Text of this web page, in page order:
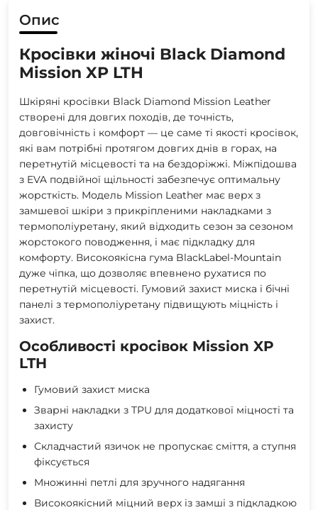
Опис
Кросівки жіночі Black Diamond
Mission XP LTH
Шкіряні кросівки Black Diamond Mission Leather
створені для довгих походів, де точність,
довговічність і комфорт — це саме ті якості кросівок,
які вам потрібні протягом довгих днів в горах, на
перетнутій місцевості та на бездоріжжі. Міжпідошва
з EVA подвійної щільності забезпечує оптимальну
жорсткість. Модель Mission Leather має верх з
замшевої шкіри з прикріпленими накладками з
термополіуретану, який відходить сезон за сезоном
жорстокого поводження, і має підкладку для
комфорту. Високоякісна гума BlackLabel-Mountain
дуже чіпка, що дозволяє впевнено рухатися по
перетнутій місцевості. Гумовий захист миска і бічні
панелі з термополіуретану підвищують міцність і
захист.
Особливості кросівок Mission XP
LTH
Гумовий захист миска
Зварні накладки з TPU для додаткової міцності та
захисту
Складчастий язичок не пропускає сміття, а ступня
фіксується
Множинні петлі для зручного надягання
Високоякісний міцний верх із замші з підкладкою